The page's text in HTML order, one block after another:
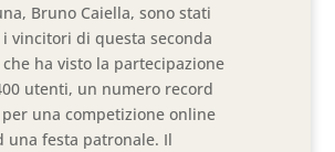
Bruno Caiella, sono stati
vincitori di questa seconda
ha visto la partecipazione
utenti, un numero record
una competizione online
una festa patronale. Il